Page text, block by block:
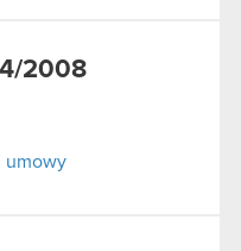
2008
umowy